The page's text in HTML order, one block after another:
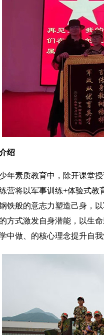
绍
年素质教育中，除开课堂
营将以军事训练+体验式教
铁般的意志力塑造己身，
方式激发自身潜能，以生
中做、的核心理念提升自我